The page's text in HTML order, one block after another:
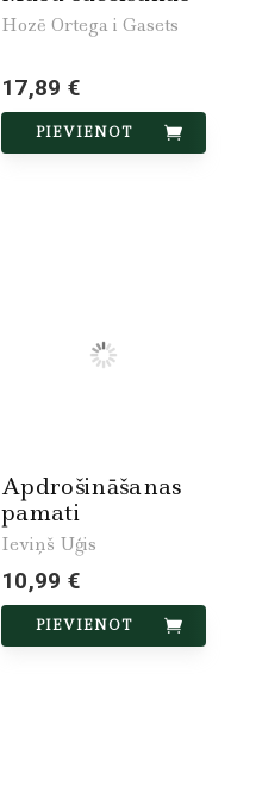
Hozē Ortega i Gasets
17,89 €
PIEVIENOT
Apdrošināšanas
pamati
Ieviņš Uģis
10,99 €
PIEVIENOT